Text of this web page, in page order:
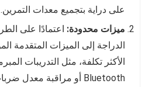
على دراية بتجميع معدات التمرين.
ميزات محدودة: اعتمادًا على
الدراجة إلى الميزات المتقدمة
الأكثر تكلفة، مثل التدريبات
Bluetooth أو مراقبة معدل ضربات القلب.